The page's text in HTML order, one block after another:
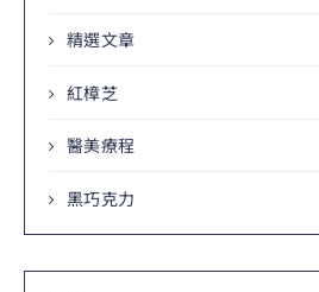
精選文章
紅樟芝
醫美療程
黑巧克力